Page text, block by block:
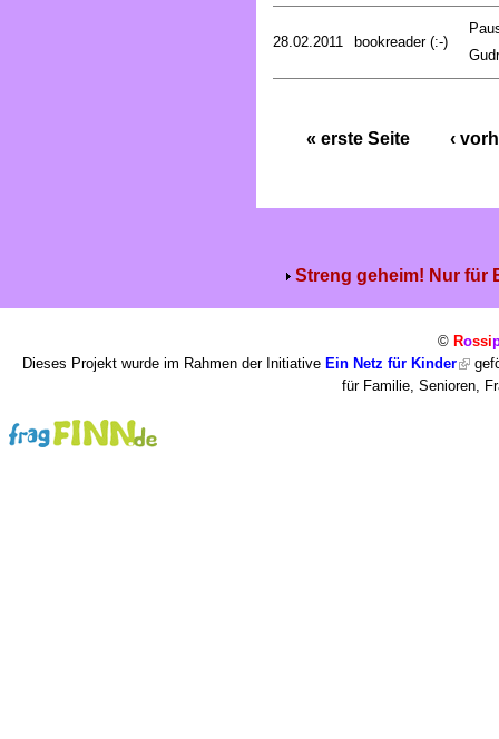
28.02.2011 bookreader (:-)
« erste Seite ‹
Streng geheim! Nur für
© Rossi
Dieses Projekt wurde im Rahmen der Initiative Ein Netz für Kinder
für Familie, Senioren,